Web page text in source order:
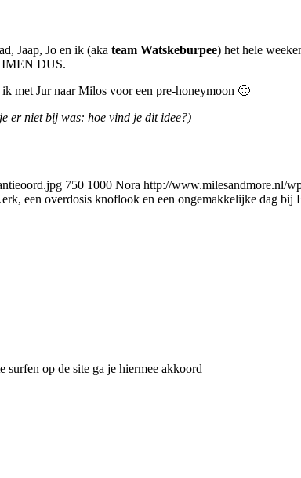
Jaap, Jo en ik (aka team Watskeburpee) het hele
DUS.
met Jur naar Milos voor een pre-honeymoon 🙂
er niet bij was: hoe vind je dit idee?)
750 1000 Nora http://www.milesandmore.nl/
een overdosis knoflook en een ongemakkelijke dag bij
op de site ga je hiermee akkoord